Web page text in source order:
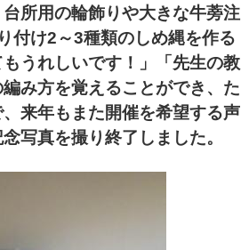
所用の輪飾りや大きな牛蒡注
付け2～3種類のしめ縄を作る
うれしいです！」「先生の教
み方を覚えることができ、た
来年もまた開催を希望する声
写真を撮り終了しました。